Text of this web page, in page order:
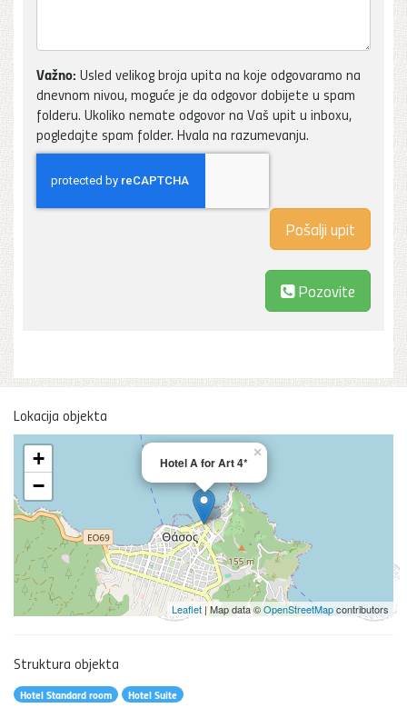
Važno: Usled velikog broja upita na koje odgovaramo na
dnevnom nivou, moguće je da odgovor dobijete u spam
folderu. Ukoliko nemate odgovor na Vaš upit u inboxu,
pogledajte spam folder. Hvala na razumevanju.
Pozovite
Lokacija objekta
Hotel A for Art 4*
×
+
−
Leaflet| Map data ©OpenStreetMapcontributors
Struktura objekta
Hotel Standard room Hotel Suite